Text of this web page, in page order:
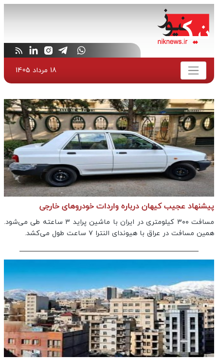
18 مرداد 1405
پیشنهاد عجیب کیهان درباره واردات خودرو‌های خارجی
مسافت ۳۰۰ کیلومتری در ایران با ماشین پراید ۳ ساعته طی می‌شود.
همین مسافت در عراق با هیوندای النترا ۷ ساعت طول می‌کشد.